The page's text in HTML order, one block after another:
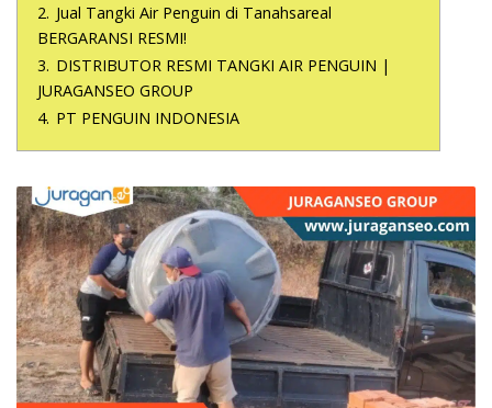
2. Jual Tangki Air Penguin di Tanahsareal
BERGARANSI RESMI!
3. DISTRIBUTOR RESMI TANGKI AIR PENGUIN |
JURAGANSEO GROUP
4. PT PENGUIN INDONESIA